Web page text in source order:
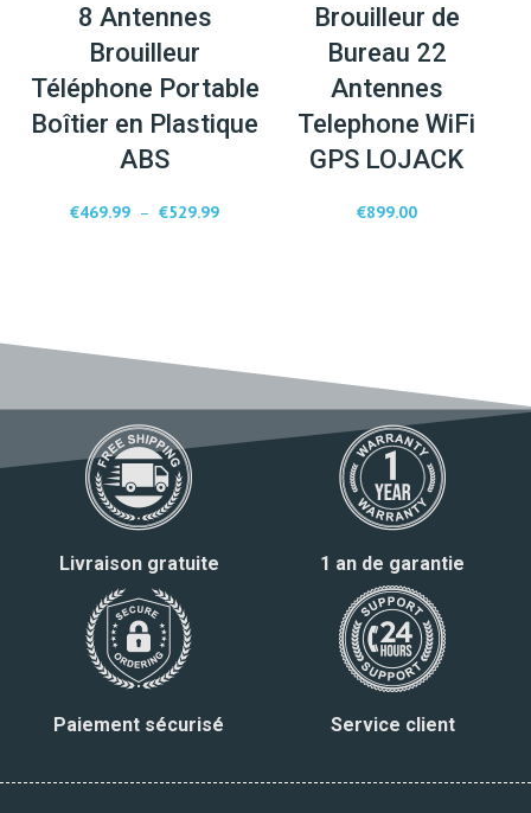
8 Antennes
Brouilleur
Téléphone Portable
Boîtier en Plastique
ABS
€469.99 – €529.99
Brouilleur de
Bureau 22
Antennes
Telephone WiFi
GPS LOJACK
€899.00
Livraison gratuite 1 an de garantie
Paiement sécurisé Service client